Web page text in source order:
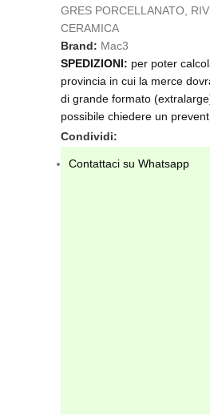
GRES PORCELLANATO
CERAMICA
Brand: Mac3
SPEDIZIONI: per poter
provincia in cui la merce
di grande formato
possibile chiedere un
Condividi:
Contattaci su Whatsapp